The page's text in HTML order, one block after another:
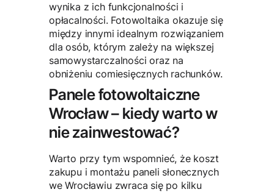
wynika z ich funkcjonalności i
opłacalności. Fotowoltaika okazuje się
między innymi idealnym rozwiązaniem
dla osób, którym zależy na większej
samowystarczalności oraz na
obniżeniu comiesięcznych rachunków.
Panele fotowoltaiczne
Wrocław – kiedy warto w
nie zainwestować?
Warto przy tym wspomnieć, że koszt
zakupu i montażu paneli słonecznych
we Wrocławiu zwraca się po kilku